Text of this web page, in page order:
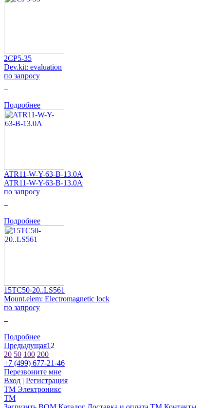
2CP5-35
Dev.kit: evaluation
по запросу
Подробнее
ATR11-W-Y-63-B-13.0A
ATR11-W-Y-63-B-13.0A
по запросу
Подробнее
15TC50-20..LS561
Mount.elem: Electromagnetic lock
по запросу
Подробнее
Предыдущая1 2
20 50 100 200
+7 (499) 677-21-46
Перезвоните мне
Вход | Регистрация
TM Электроникс
TM